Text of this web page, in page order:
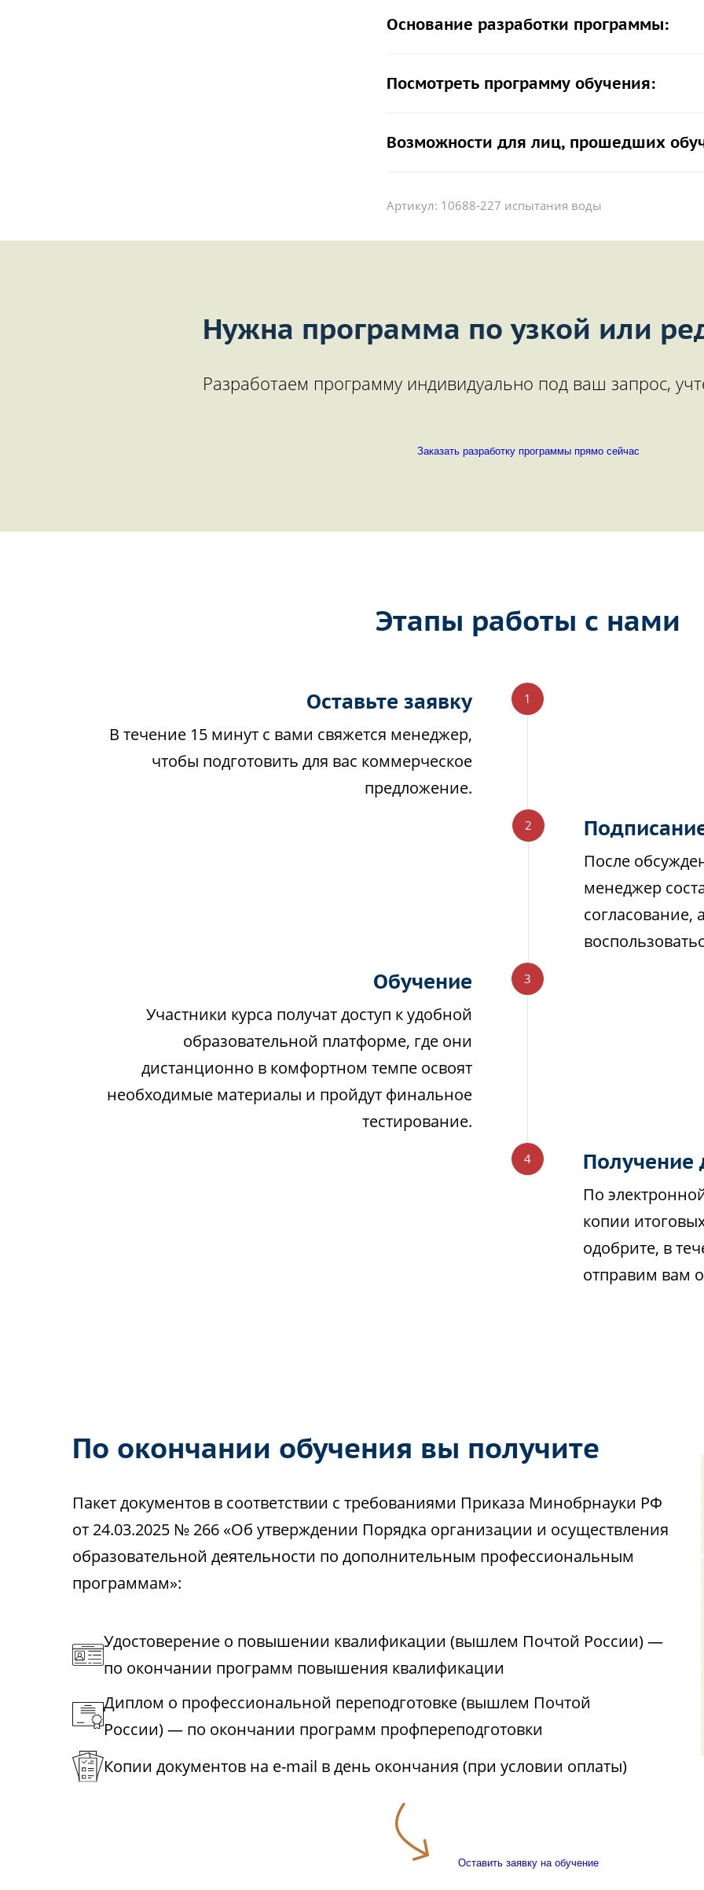
Основание разработки программы:
Посмотреть программу обучения:
Возможности для лиц, прошедших
Артикул: 10688-227 испытания воды
Нужна программа по узкой или
Разработаем программу индивидуально под ваш запрос,
Заказать разработку программы прямо сейчас
Этапы работы с нами
Оставьте заявку
В течение 15 минут с вами свяжется менеджер,
чтобы подготовить для вас коммерческое
предложение.
После
менеджер
Обучение
Участники курса получат доступ к удобной
образовательной платформе, где они
дистанционно в комфортном темпе освоят
необходимые материалы и пройдут финальное
тестирование.
Получение
По
копии
одобрите, в
отправим вам
По окончании обучения вы получите
Пакет документов в соответствии с требованиями Приказа Минобрнауки РФ
от 24.03.2025 № 266 «Об утверждении Порядка организации и осуществления
образовательной деятельности по дополнительным профессиональным
программам»:
Удостоверение о повышении квалификации (вышлем Почтой России) —
по окончании программ повышения квалификации
Диплом о профессиональной переподготовке (вышлем Почтой
России) — по окончании программ профпереподготовки
Копии документов на e-mail в день окончания (при условии оплаты)
Оставить заявку на обучение